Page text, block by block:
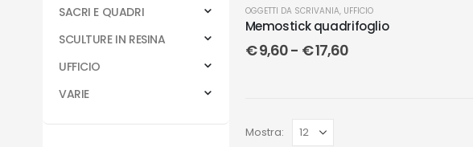
OGGETTI DA SCRIVANIA, UFFICIO
Memostick quadrifoglio
€9,60- €17,60
Mostra:
SACRI E QUADRI
SCULTURE IN RESINA
UFFICIO
VARIE